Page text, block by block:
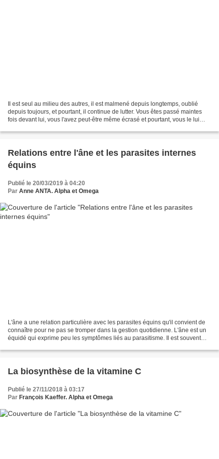
Il est seul au milieu des autres, il est malmené depuis longtemps, oublié
depuis toujours, et pourtant, il continue de lutter. Vous êtes passé maintes
fois devant lui, vous l'avez peut-être même écrasé et pourtant, vous le lui
Relations entre l'âne et les parasites internes
équins
Publié le 20/03/2019 à 04:20
Par Anne ANTA. Alpha et Omega
L'âne a une relation particulière avec les parasites équins qu'il convient de
connaître pour ne pas se tromper dans la gestion quotidienne. L'âne est un
équidé qui exprime peu les symptômes liés au parasitisme. Il est souvent
La biosynthèse de la vitamine C
Publié le 27/11/2018 à 03:17
Par François Kaeffer. Alpha et Omega